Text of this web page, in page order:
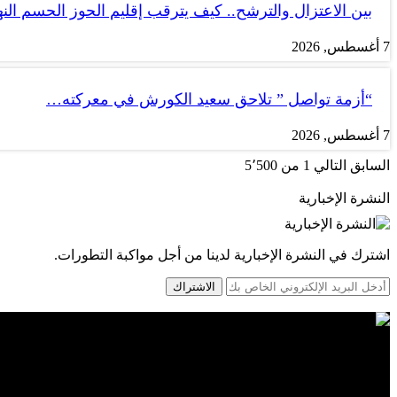
بين الاعتزال والترشح.. كيف يترقب إقليم الحوز الحسم
7 أغسطس, 2026
“أزمة تواصل ” تلاحق سعيد الكورش في معركته…
7 أغسطس, 2026
السابق التالي 1 من 5٬500
النشرة الإخبارية
اشترك في النشرة الإخبارية لدينا من أجل مواكبة التطورات.
الاشتراك